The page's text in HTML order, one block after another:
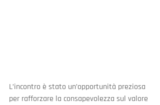
L’incontro è stato un’opportunità preziosa
per rafforzare la consapevolezza sul valore